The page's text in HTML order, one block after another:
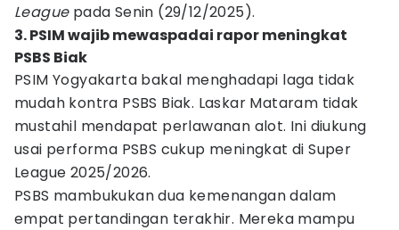
Leaguepada Senin (29/12/2025).
3. PSIM wajib mewaspadai rapor meningkat
PSBS Biak
PSIM Yogyakarta bakal menghadapi laga tidak
mudah kontra PSBS Biak. Laskar Mataram tidak
mustahil mendapat perlawanan alot. Ini diukung
usai performa PSBS cukup meningkat di Super
League 2025/2026.
PSBS mambukukan dua kemenangan dalam
empat pertandingan terakhir. Mereka mampu